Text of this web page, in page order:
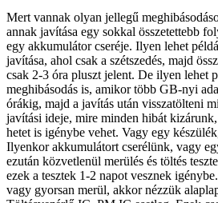
Mert vannak olyan jellegű
annak javítása egy sokkal összetettebb
egy akkumulátor cseréje. Ilyen lehet
javítása, ahol csak a szétszedés, majd
csak 2-3 óra pluszt jelent. De ilyen lehet
meghibásodás is, amikor több GB-nyi
órákig, majd a javítás után visszatölteni
javítási ideje, mire minden hibát kizárunk,
hetet is igénybe vehet. Vagy egy
Ilyenkor akkumulátort cserélünk, vagy
ezután közvetlenül merülés és töltés
ezek a tesztek 1-2 napot vesznek
vagy gyorsan merül, akkor nézzük